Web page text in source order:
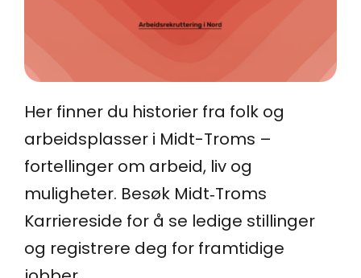
Her finner du historier fra folk og
arbeidsplasser i Midt-Troms –
fortellinger om arbeid, liv og
muligheter. Besøk Midt‑Troms
Karriereside for å se ledige stillinger
og registrere deg for framtidige